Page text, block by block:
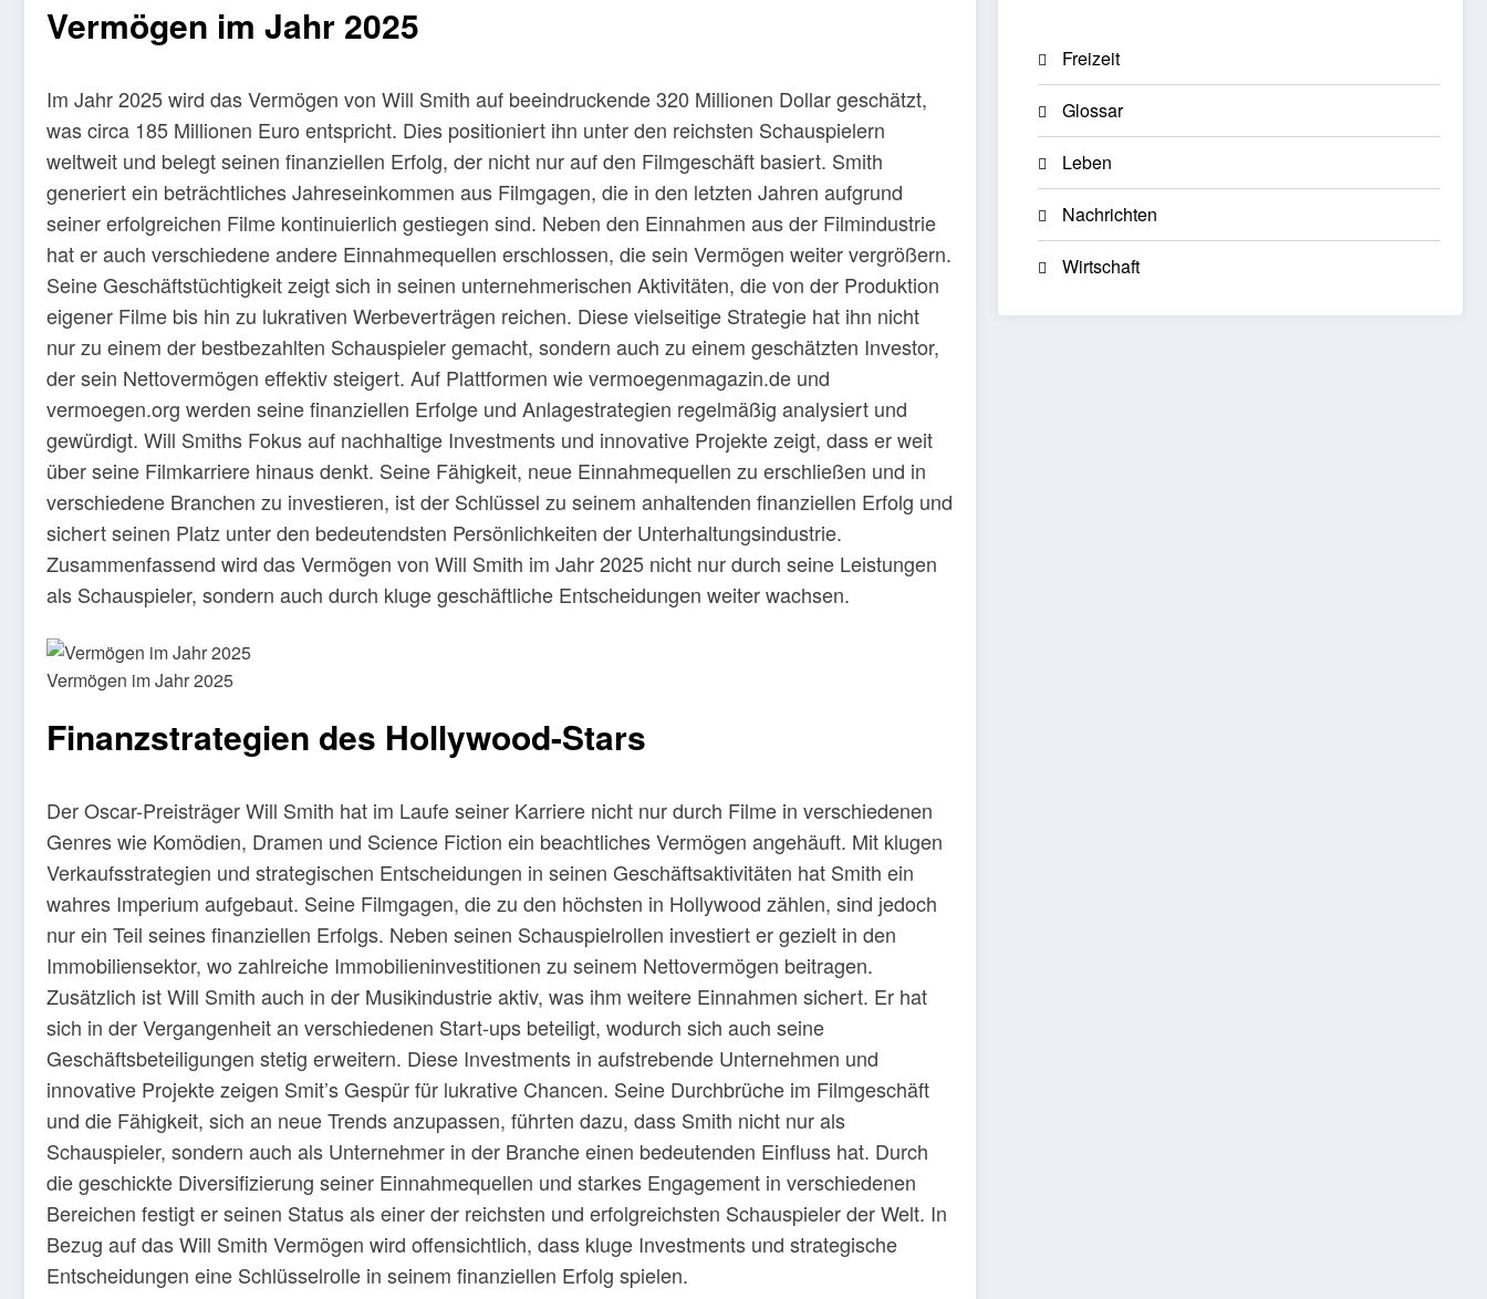
Vermögen im Jahr 2025
Im Jahr 2025 wird das Vermögen von Will Smith auf beeindruckende 320 Millionen Dollar geschätzt,
was circa 185 Millionen Euro entspricht. Dies positioniert ihn unter den reichsten Schauspielern
weltweit und belegt seinen finanziellen Erfolg, der nicht nur auf den Filmgeschäft basiert. Smith
generiert ein beträchtliches Jahreseinkommen aus Filmgagen, die in den letzten Jahren aufgrund
seiner erfolgreichen Filme kontinuierlich gestiegen sind. Neben den Einnahmen aus der Filmindustrie
hat er auch verschiedene andere Einnahmequellen erschlossen, die sein Vermögen weiter vergrößern.
Seine Geschäftstüchtigkeit zeigt sich in seinen unternehmerischen Aktivitäten, die von der Produktion
eigener Filme bis hin zu lukrativen Werbeverträgen reichen. Diese vielseitige Strategie hat ihn nicht
nur zu einem der bestbezahlten Schauspieler gemacht, sondern auch zu einem geschätzten Investor,
der sein Nettovermögen effektiv steigert. Auf Plattformen wie vermoegenmagazin.de und
vermoegen.org werden seine finanziellen Erfolge und Anlagestrategien regelmäßig analysiert und
gewürdigt. Will Smiths Fokus auf nachhaltige Investments und innovative Projekte zeigt, dass er weit
über seine Filmkarriere hinaus denkt. Seine Fähigkeit, neue Einnahmequellen zu erschließen und in
verschiedene Branchen zu investieren, ist der Schlüssel zu seinem anhaltenden finanziellen Erfolg und
sichert seinen Platz unter den bedeutendsten Persönlichkeiten der Unterhaltungsindustrie.
Zusammenfassend wird das Vermögen von Will Smith im Jahr 2025 nicht nur durch seine Leistungen
als Schauspieler, sondern auch durch kluge geschäftliche Entscheidungen weiter wachsen.
Vermögen im Jahr 2025
Finanzstrategien des Hollywood-Stars
Der Oscar-Preisträger Will Smith hat im Laufe seiner Karriere nicht nur durch Filme in verschiedenen
Genres wie Komödien, Dramen und Science Fiction ein beachtliches Vermögen angehäuft. Mit klugen
Verkaufsstrategien und strategischen Entscheidungen in seinen Geschäftsaktivitäten hat Smith ein
wahres Imperium aufgebaut. Seine Filmgagen, die zu den höchsten in Hollywood zählen, sind jedoch
nur ein Teil seines finanziellen Erfolgs. Neben seinen Schauspielrollen investiert er gezielt in den
Immobiliensektor, wo zahlreiche Immobilieninvestitionen zu seinem Nettovermögen beitragen.
Zusätzlich ist Will Smith auch in der Musikindustrie aktiv, was ihm weitere Einnahmen sichert. Er hat
sich in der Vergangenheit an verschiedenen Start-ups beteiligt, wodurch sich auch seine
Geschäftsbeteiligungen stetig erweitern. Diese Investments in aufstrebende Unternehmen und
innovative Projekte zeigen Smit’s Gespür für lukrative Chancen. Seine Durchbrüche im Filmgeschäft
und die Fähigkeit, sich an neue Trends anzupassen, führten dazu, dass Smith nicht nur als
Schauspieler, sondern auch als Unternehmer in der Branche einen bedeutenden Einfluss hat. Durch
die geschickte Diversifizierung seiner Einnahmequellen und starkes Engagement in verschiedenen
Bereichen festigt er seinen Status als einer der reichsten und erfolgreichsten Schauspieler der Welt. In
Bezug auf das Will Smith Vermögen wird offensichtlich, dass kluge Investments und strategische
Entscheidungen eine Schlüsselrolle in seinem finanziellen Erfolg spielen.
Freizeit
Glossar
Leben
Nachrichten
Wirtschaft